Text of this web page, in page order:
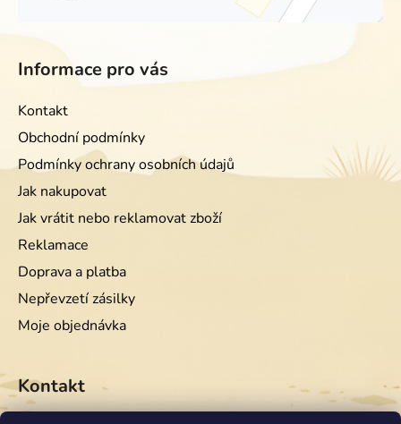
Informace pro vás
Kontakt
Obchodní podmínky
Podmínky ochrany osobních údajů
Jak nakupovat
Jak vrátit nebo reklamovat zboží
Reklamace
Doprava a platba
Nepřevzetí zásilky
Moje objednávka
Kontakt